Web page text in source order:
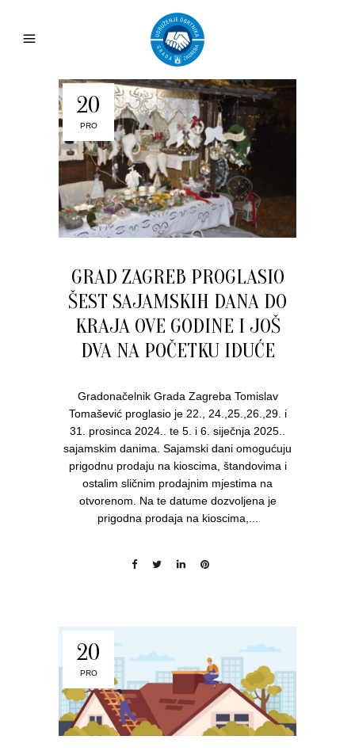
20
PRO
GRAD ZAGREB PROGLASIO
ŠEST SAJAMSKIH DANA DO
KRAJA OVE GODINE I JOŠ
DVA NA POČETKU IDUĆE
Gradonačelnik Grada Zagreba Tomislav
Tomašević proglasio je 22., 24.,25.,26.,29. i
31. prosinca 2024.. te 5. i 6. siječnja 2025..
sajamskim danima. Sajamski dani omogućuju
prigodnu prodaju na kioscima, štandovima i
ostalim sličnim prodajnim mjestima na
otvorenom. Na te datume dozvoljena je
prigodna prodaja na kioscima,...
20
PRO